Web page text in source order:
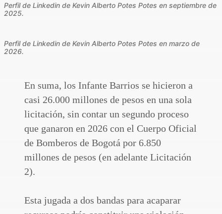
Perfil de Linkedin de Kevin Alberto Potes Potes en septiembre de
2025.
Perfil de Linkedin de Kevin Alberto Potes Potes en marzo de
2026.
En suma, los Infante Barrios se hicieron a
casi 26.000 millones de pesos en una sola
licitación, sin contar un segundo proceso
que ganaron en 2026 con el Cuerpo Oficial
de Bomberos de Bogotá por 6.850
millones de pesos (en adelante Licitación
2).
Esta jugada a dos bandas para acaparar